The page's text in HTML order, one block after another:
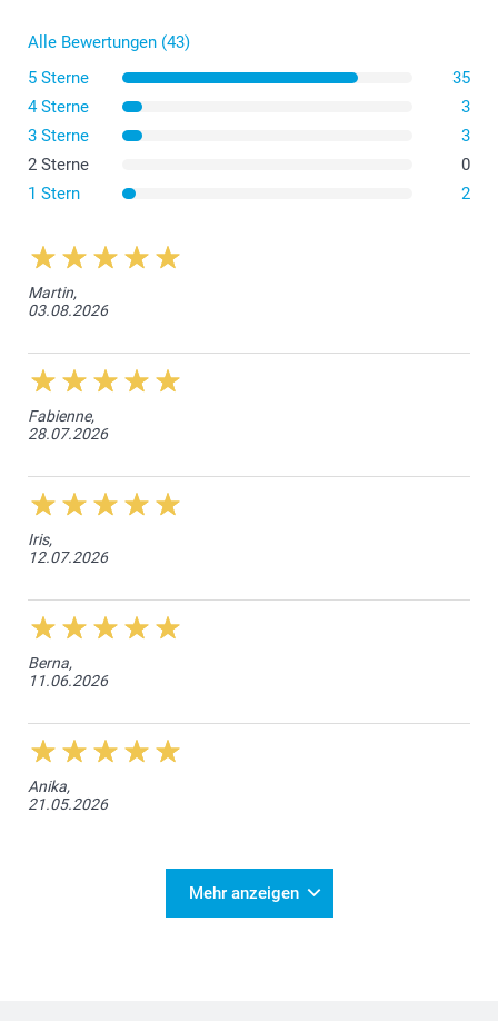
Alle Bewertungen (43)
5 Sterne
35
4 Sterne
3
3 Sterne
3
2 Sterne
0
1 Stern
2
Martin,
03.08.2026
Fabienne,
28.07.2026
Iris,
12.07.2026
Berna,
11.06.2026
Anika,
21.05.2026
Mehr anzeigen